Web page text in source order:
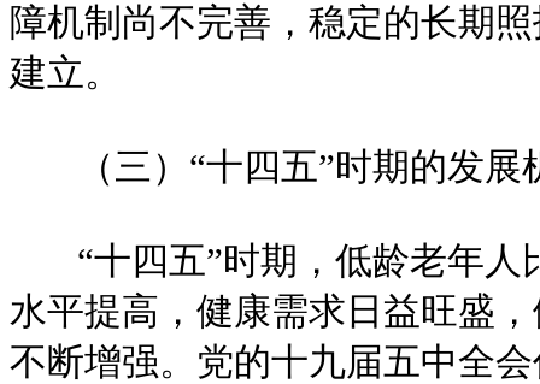
障机制尚不完善，稳定的长期
建立。
（三）“十四五”时期的发展
“十四五”时期，低龄老年人
水平提高，健康需求日益旺盛
不断增强。党的十九届五中全